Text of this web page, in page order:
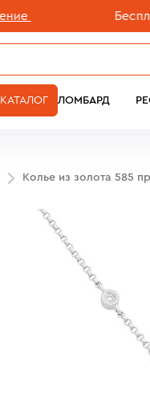
ЛОМБАРД
КАТАЛОГ
Колье из золота 585